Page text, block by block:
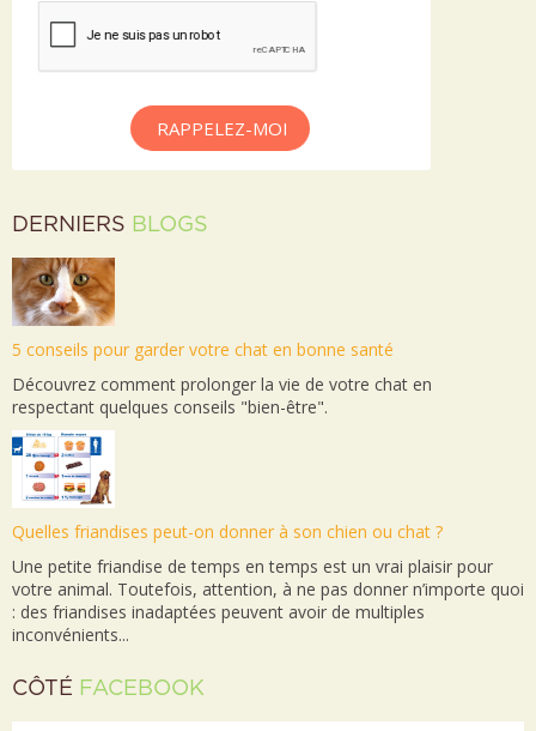
RAPPELEZ-MOI
DERNIERS BLOGS
5 conseils pour garder votre chat en bonne santé
Découvrez comment prolonger la vie de votre chat en
respectant quelques conseils "bien-être".
Quelles friandises peut-on donner à son chien ou chat ?
Une petite friandise de temps en temps est un vrai plaisir pour
votre animal. Toutefois, attention, à ne pas donner n’importe quoi
: des friandises inadaptées peuvent avoir de multiples
inconvénients...
CÔTÉ FACEBOOK